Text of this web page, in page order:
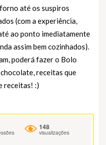
até os suspiros
(com a experiência,
ao ponto imediatamente
assim bem cozinhados).
poderá fazer o Bolo
receitas que
receitas! :)
148
visualizações